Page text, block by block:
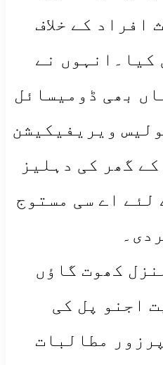
افراد کے خلاف
کیا۔انہوں نے
بھی ڈومیسائل
ویریفیکیشن
گھر کی دہلیز
لئے اے سی مستوج
کھوت گاؤں
اجنو پل کی
مطالبات